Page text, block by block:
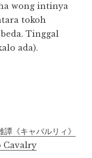
wong intinya
tokoh
Tinggal
ada).
《キャバルリィ》
Cavalry